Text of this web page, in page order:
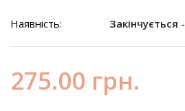
Наявність: Закінчується
275.00 грн.